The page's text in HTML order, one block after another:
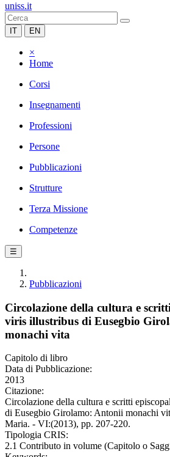
uniss.it
IT EN
×
Home
Corsi
Insegnamenti
Professioni
Persone
Pubblicazioni
Strutture
Terza Missione
Competenze
☰
Pubblicazioni
Circolazione della cultura e
viris illustribus di Eusegbio
monachi vita
Capitolo di libro
Data di Pubblicazione:
2013
Citazione:
Circolazione della cultura e scritti
di Eusegbio Girolamo: Antonii monachi
Maria. - VI:(2013), pp. 207-220.
Tipologia CRIS:
2.1 Contributo in volume (Capitolo o